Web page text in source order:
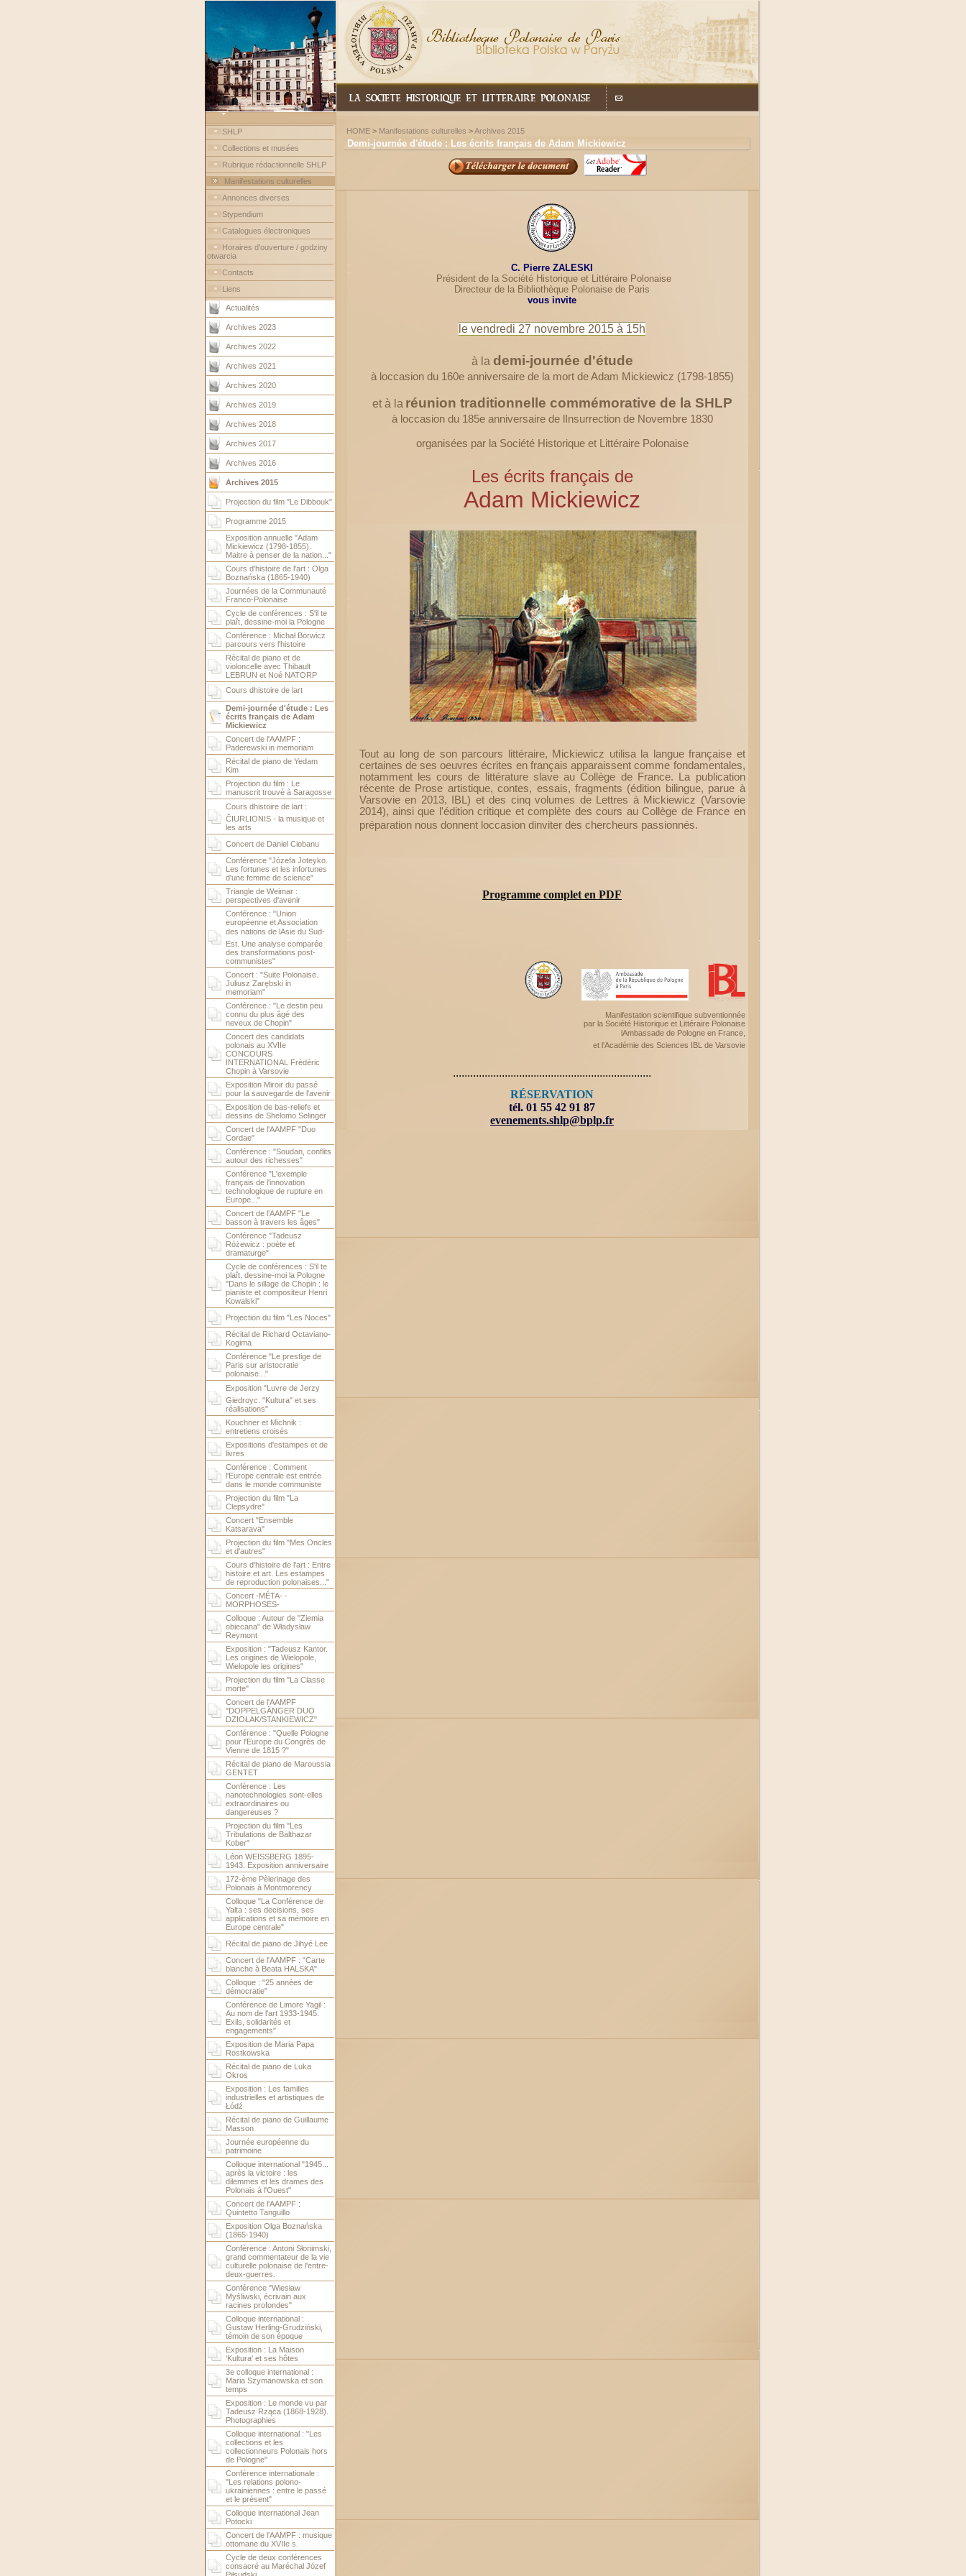
SHLP
Collections et musées
Rubrique rédactionnelle SHLP
Manifestations culturelles
Annonces diverses
Stypendium
Catalogues électroniques
Horaires d'ouverture / godziny
otwarcia
Contacts
Liens
Actualités
Archives 2023
Archives 2022
Archives 2021
Archives 2020
Archives 2019
Archives 2018
Archives 2017
Archives 2016
Archives 2015
Projection du film "Le Dibbouk"
Programme 2015
Exposition annuelle "Adam
Mickiewicz (1798-1855).
Maitre à penser de la nation..."
Cours d'histoire de l'art : Olga
Boznańska (1865-1940)
Journées de la Communauté
Franco-Polonaise
Cycle de conférences : S'il te
plaît, dessine-moi la Pologne
Conférence : Michał Borwicz
parcours vers l'histoire
Récital de piano et de
violoncelle avec Thibault
LEBRUN et Noé NATORP
Cours dhistoire de lart
Demi-journée d'étude : Les
écrits français de Adam
Mickiewicz
Concert de l'AAMPF :
Paderewski in memoriam
Récital de piano de Yedam
Kim
Projection du film : Le
manuscrit trouvé à Saragosse
Cours dhistoire de lart :
ČIURLIONIS - la musique et
les arts
Concert de Daniel Ciobanu
Conférence "Józefa Joteyko.
Les fortunes et les infortunes
d'une femme de science"
Triangle de Weimar :
perspectives d'avenir
Conférence : "Union
européenne et Association
des nations de lAsie du Sud-
Est. Une analyse comparée
des transformations post-
communistes"
Concert : "Suite Polonaise.
Juliusz Zarębski in
memoriam"
Conférence : "Le destin peu
connu du plus âgé des
neveux de Chopin"
Concert des candidats
polonais au XVIIe
CONCOURS
INTERNATIONAL Frédéric
Chopin à Varsovie
Exposition Miroir du passé
pour la sauvegarde de l'avenir
Exposition de bas-reliefs et
dessins de Shelomo Selinger
Concert de l'AAMPF "Duo
Cordae"
Conférence : "Soudan, conflits
autour des richesses"
Conférence "L'exemple
français de l'innovation
technologique de rupture en
Europe..."
Concert de l'AAMPF "Le
basson à travers les âges"
Conférence "Tadeusz
Różewicz : poète et
dramaturge"
Cycle de conférences : S'il te
plaît, dessine-moi la Pologne
"Dans le sillage de Chopin : le
pianiste et compositeur Henri
Kowalski"
Projection du film "Les Noces"
Récital de Richard Octaviano-
Kogima
Conférence "Le prestige de
Paris sur aristocratie
polonaise..."
Exposition "Luvre de Jerzy
Giedroyc. "Kultura" et ses
réalisations"
Kouchner et Michnik :
entretiens croisés
Expositions d'estampes et de
livres
Conférence : Comment
l'Europe centrale est entrée
dans le monde communiste
Projection du film "La
Clepsydre"
Concert "Ensemble
Katsarava"
Projection du film "Mes Oncles
et d'autres"
Cours d'histoire de l'art : Entre
histoire et art. Les estampes
de reproduction polonaises..."
Concert -MÉTA- -
MORPHOSES-
Colloque : Autour de "Ziemia
obiecana" de Władysław
Reymont
Exposition : "Tadeusz Kantor.
Les origines de Wielopole,
Wielopole les origines"
Projection du film "La Classe
morte"
Concert de l'AAMPF
"DOPPELGÄNGER DUO
DZIOŁAK/STANKIEWICZ"
Conférence : "Quelle Pologne
pour l'Europe du Congrès de
Vienne de 1815 ?"
Récital de piano de Maroussia
GENTET
Conférence : Les
nanotechnologies sont-elles
extraordinaires ou
dangereuses ?
Projection du film "Les
Tribulations de Balthazar
Kober"
Léon WEISSBERG 1895-
1943. Exposition anniversaire
172-ème Pèlerinage des
Polonais à Montmorency
Colloque "La Conférence de
Yalta : ses decisions, ses
applications et sa mémoire en
Europe centrale"
Récital de piano de Jihyé Lee
Concert de l'AAMPF : "Carte
blanche à Beata HALSKA"
Colloque : "25 années de
démocratie"
Conférence de Limore Yagil :
Au nom de l'art 1933-1945.
Exils, solidarités et
engagements"
Exposition de Maria Papa
Rostkowska
Récital de piano de Luka
Okros
Exposition : Les familles
industrielles et artistiques de
Łódź
Récital de piano de Guillaume
Masson
Journée européenne du
patrimoine
Colloque international "1945...
après la victoire : les
dilemmes et les drames des
Polonais à l'Ouest"
Concert de l'AAMPF :
Quintetto Tanguillo
Exposition Olga Boznańska
(1865-1940)
Conférence : Antoni Słonimski,
grand commentateur de la vie
culturelle polonaise de l'entre-
deux-guerres.
Conférence "Wiesław
Myśliwski, écrivain aux
racines profondes"
Colloque international :
Gustaw Herling-Grudziński,
témoin de son époque
Exposition : La Maison
'Kultura' et ses hôtes
3e colloque international :
Maria Szymanowska et son
temps
Exposition : Le monde vu par
Tadeusz Rząca (1868-1928).
Photographies
Colloque international : "Les
collections et les
collectionneurs Polonais hors
de Pologne"
Conférence internationale :
"Les relations polono-
ukrainiennes : entre le passé
et le présent"
Colloque international Jean
Potocki
Concert de l'AAMPF : musique
ottomane du XVIIe s.
Cycle de deux conférences
consacré au Maréchal Józef
HOME> Manifestations culturelles >Archives 2015
Demi-journée d'étude : Les écrits français de Adam Mickiewicz
C. Pierre ZALESKI
Président de la Société Historique et Littéraire Polonaise
Directeur de la Bibliothèque Polonaise de Paris
vous invite
le vendredi 27 novembre 2015 à 15h
à la demi-journée d'étude
à loccasion du 160e anniversaire de la mort de Adam Mickiewicz (1798-1855)
et à la réunion traditionnelle commémorative de la SHLP
à loccasion du 185e anniversaire de lInsurrection de Novembre 1830
organisées par la Société Historique et Littéraire Polonaise
Les écrits français de
Adam Mickiewicz
Tout au long de son parcours littéraire, Mickiewicz utilisa la langue française et
certaines de ses oeuvres écrites en français apparaissent comme fondamentales,
notamment les cours de littérature slave au Collège de France. La publication
récente de Prose artistique, contes, essais, fragments (édition bilingue, parue à
Varsovie en 2013, IBL) et des cinq volumes de Lettres à Mickiewicz (Varsovie
2014), ainsi que l'édition critique et complète des cours au Collège de France en
préparation nous donnent loccasion dinviter des chercheurs passionnés.
Programme complet en PDF
Manifestation scientifique subventionnée
par la Société Historique et Littéraire Polonaise
lAmbassade de Pologne en France,
et l'Académie des Sciences IBL de Varsovie
.....................................................................
RÉSERVATION
tél. 01 55 42 91 87
evenements.shlp@bplp.fr